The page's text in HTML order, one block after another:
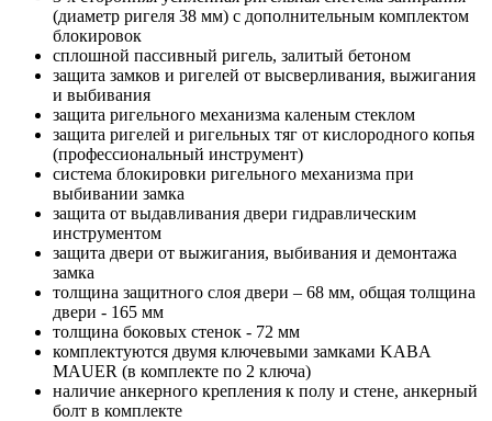
(диаметр ригеля 38 мм) c дополнительным комплектом
блокировок
сплошной пассивный ригель, залитый бетоном
защита замков и ригелей от высверливания, выжигания
и выбивания
защита ригельного механизма каленым стеклом
защита ригелей и ригельных тяг от кислородного копья
(профессиональный инструмент)
система блокировки ригельного механизма при
выбивании замка
защита от выдавливания двери гидравлическим
инструментом
защита двери от выжигания, выбивания и демонтажа
замка
толщина защитного слоя двери – 68 мм, общая толщина
двери - 165 мм
толщина боковых стенок - 72 мм
комплектуются двумя ключевыми замками KABA
MAUER (в комплекте по 2 ключа)
наличие анкерного крепления к полу и стене, анкерный
болт в комплекте